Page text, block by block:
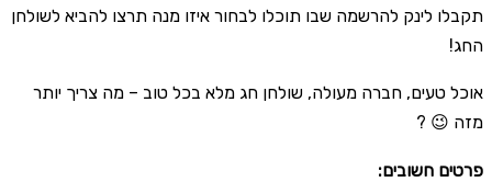
תקבלו לינק להרשמה שבו תוכלו לבחור איזו מנה תרצו להביא לשולחן
החג!
אוכל טעים, חברה מעולה, שולחן חג מלא בכל טוב – מה צריך יותר
מזה 😉 ?
פרטים חשובים: